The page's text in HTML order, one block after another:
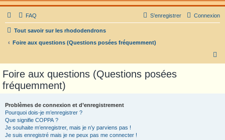
FAQ Connexion
S’enregistrer
Tout savoir sur les rhododendrons
Foire aux questions (Questions posées fréquemment)
Foire aux questions (Questions posées
fréquemment)
Problèmes de connexion et d’enregistrement
Pourquoi dois-je m’enregistrer ?
Que signifie COPPA ?
Je souhaite m’enregistrer, mais je n’y parviens pas !
Je suis enregistré mais je ne peux pas me connecter !